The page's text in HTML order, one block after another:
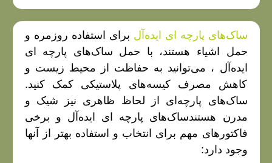
ساک‌های پارچه‌ ای ایده‌آل برای استفاده روزمره و
حمل اشیاء هستند، با حمل ساک‌های پارچه‌ ای
ایده‌آل ، می‌توانید به حفاظت از محیط زیست و
کاهش مصرف کیسه‌های پلاستیکی کمک کنید.
ساک‌های پارچه‌ای از لحاظ ظاهری نیز شیک و
مدرن هستندساک‌های پارچه‌ ای ایده‌آل و برخی
فاکتورهای مهم برای انتخاب و استفاده بهتر از آنها
وجود دارد: